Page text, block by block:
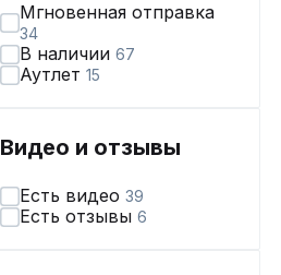
Мгновенная отправка
34
В наличии 67
Аутлет 15
Видео и отзывы
Есть видео 39
Есть отзывы 6